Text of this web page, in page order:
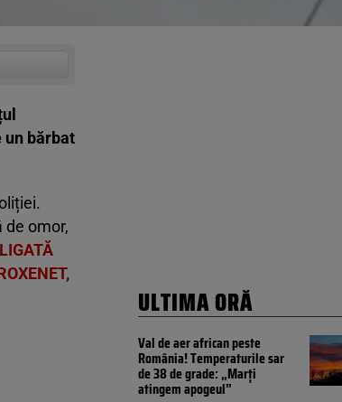
un bărbat
omor,
ULTIMA ORĂ
Val de aer african peste
România! Temperaturile sar
de 38 de grade: „Marți
atingem apogeul”